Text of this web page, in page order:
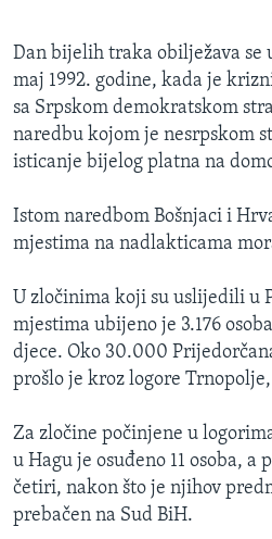
Dan bijelih traka obilježava se
maj 1992. godine, kada je
sa Srpskom demokratskom
naredbu kojom je nesrpskom
isticanje bijelog platna na
Istom naredbom Bošnjaci i
mjestima na nadlakticama
U zločinima koji su uslijedili u
mjestima ubijeno je 3.176
djece. Oko 30.000
prošlo je kroz logore
Za zločine počinjene u
u Hagu je osuđeno 11 osoba, a
četiri, nakon što je njihov
prebačen na Sud BiH.